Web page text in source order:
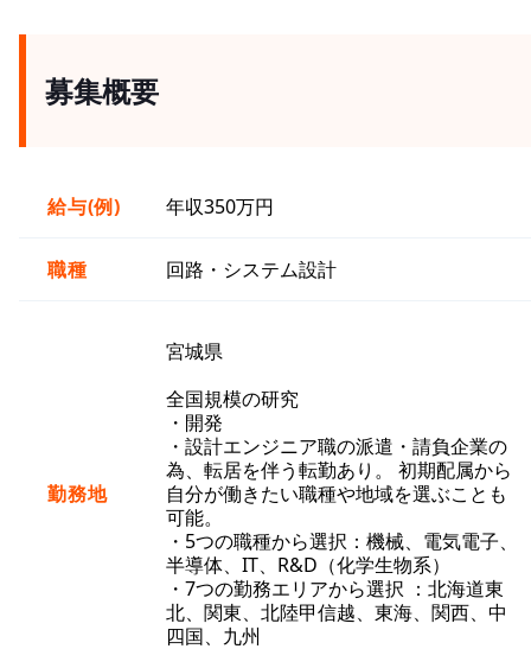
募集概要
給与(例) 年収350万円
職種 回路・システム設計
勤務地
宮城県
全国規模の研究
・開発
・設計エンジニア職の派遣・請負企業の
為、転居を伴う転勤あり。 初期配属から
自分が働きたい職種や地域を選ぶことも
可能。
・5つの職種から選択：機械、電気電子、
半導体、IT、R&D（化学生物系）
・7つの勤務エリアから選択 ：北海道東
北、関東、北陸甲信越、東海、関西、中
四国、九州